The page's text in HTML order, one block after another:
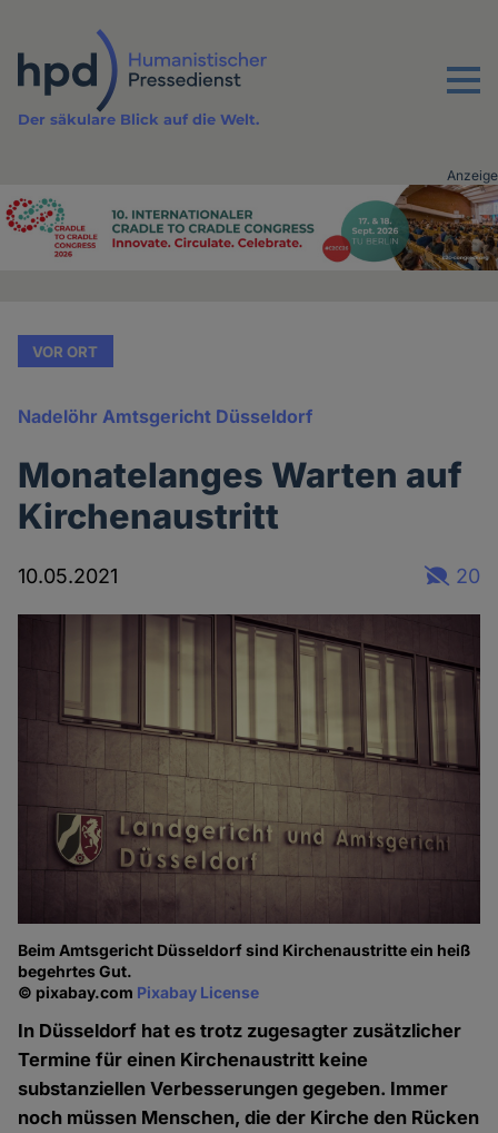
Inhalt
Menu
Der säkulare Blick auf die Welt.
Advertising
Anzeige
VOR ORT
Nadelöhr Amtsgericht Düsseldorf
Monatelanges Warten auf
Kirchenaustritt
10.05.2021 20
Beim Amtsgericht Düsseldorf sind Kirchenaustritte ein heiß
begehrtes Gut.
© pixabay.com Pixabay License
In Düsseldorf hat es trotz zugesagter zusätzlicher
Termine für einen Kirchenaustritt keine
substanziellen Verbesserungen gegeben. Immer
noch müssen Menschen, die der Kirche den Rücken